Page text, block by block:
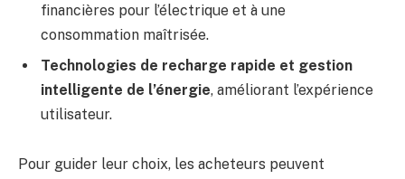
financières pour l’électrique et à une
consommation maîtrisée.
Technologies de recharge rapide et gestion
intelligente de l’énergie, améliorant l’expérience
utilisateur.
Pour guider leur choix, les acheteurs peuvent